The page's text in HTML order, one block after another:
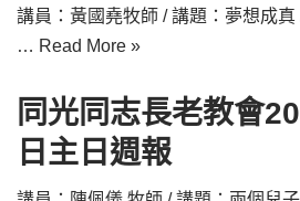
講員：黃國堯牧師 / 講題：夢想成
… Read More »
同光同志長老教會
日主日週報